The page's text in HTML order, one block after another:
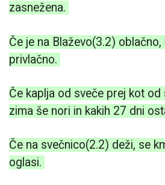
zasnežena.
Če je na Blaževo(3.2)
privlačno.
Če kaplja od sveče prej kot od
zima še nori in kakih 27 dni
Če na svečnico(2.2) deži, se
oglasi.